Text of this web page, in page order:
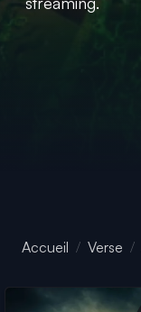
Accueil Verse